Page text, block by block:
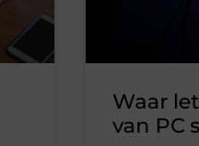
Waar
van PC